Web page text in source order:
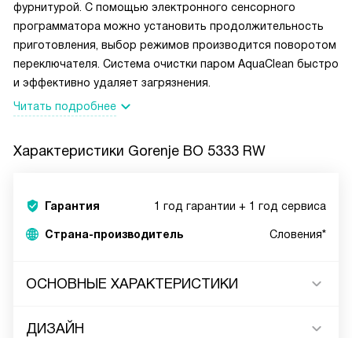
фурнитурой. С помощью электронного сенсорного
программатора можно установить продолжительность
приготовления, выбор режимов производится поворотом
переключателя. Система очистки паром AquaClean быстро
и эффективно удаляет загрязнения.
Читать подробнее
Характеристики Gorenje BO 5333 RW
Гарантия 1 год гарантии + 1 год сервиса
Страна-производитель Словения*
ОСНОВНЫЕ ХАРАКТЕРИСТИКИ
ДИЗАЙН